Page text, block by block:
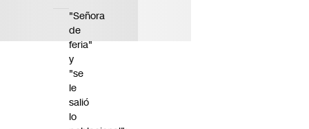
"Señora
de
feria"
y
"se
le
salió
lo